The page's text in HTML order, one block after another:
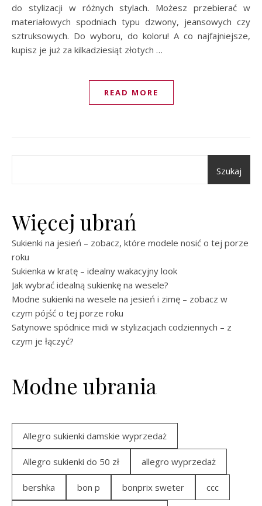
do stylizacji w różnych stylach. Możesz przebierać w
materiałowych spodniach typu dzwony, jeansowych czy
sztruksowych. Do wyboru, do koloru! A co najfajniejsze,
kupisz je już za kilkadziesiąt złotych …
READ MORE
Szukaj
Więcej ubrań
Sukienki na jesień – zobacz, które modele nosić o tej porze
roku
Sukienka w kratę – idealny wakacyjny look
Jak wybrać idealną sukienkę na wesele?
Modne sukienki na wesele na jesień i zimę – zobacz w
czym pójść o tej porze roku
Satynowe spódnice midi w stylizacjach codziennych – z
czym je łączyć?
Modne ubrania
Allegro sukienki damskie wyprzedaż
Allegro sukienki do 50 zł allegro wyprzedaż
bershka bon p bonprix sweter ccc